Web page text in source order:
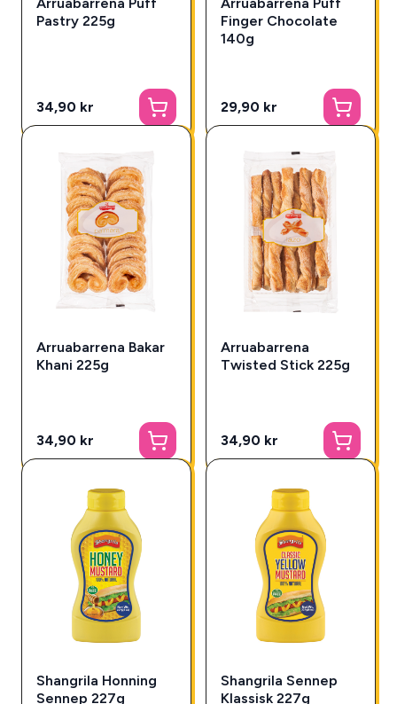
Pastry 225g
34,90 kr
Finger Chocolate
140g
29,90 kr
Arruabarrena Bakar
Khani 225g
34,90 kr
Arruabarrena
Twisted Stick 225g
34,90 kr
Shangrila Honning
Sennep 227g
Shangrila Sennep
Klassisk 227g